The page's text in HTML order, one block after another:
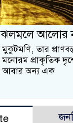
ঝলমলে আলোর
তার
প্রাকৃতিক
আবার অন্য এক